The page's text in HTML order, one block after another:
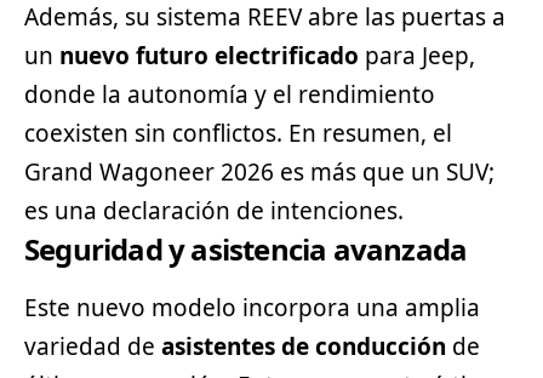
Además, su sistema REEV abre las puertas a
un nuevo futuro electrificado para Jeep,
donde la autonomía y el rendimiento
coexisten sin conflictos. En resumen, el
Grand Wagoneer 2026 es más que un SUV;
es una declaración de intenciones.
Seguridad y asistencia avanzada
Este nuevo modelo incorpora una amplia
variedad de asistentes de conducción de